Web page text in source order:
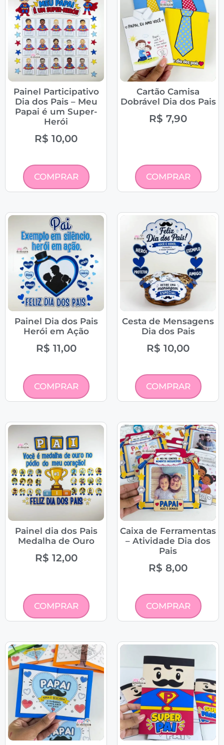
Painel Participativo
Dia dos Pais – Meu
Papai é um Super-
Herói
R$ 10,00
COMPRAR
Cartão Camisa
Dobrável Dia dos Pais
R$ 7,90
COMPRAR
Painel Dia dos Pais
Herói em Ação
R$ 11,00
COMPRAR
Cesta de Mensagens
Dia dos Pais
R$ 10,00
COMPRAR
Painel dia dos Pais
Medalha de Ouro
R$ 12,00
COMPRAR
Caixa de Ferramentas
– Atividade Dia dos
Pais
R$ 8,00
COMPRAR